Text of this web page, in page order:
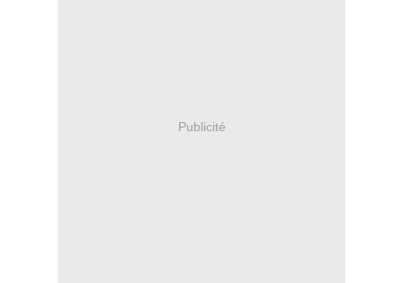
Publicité